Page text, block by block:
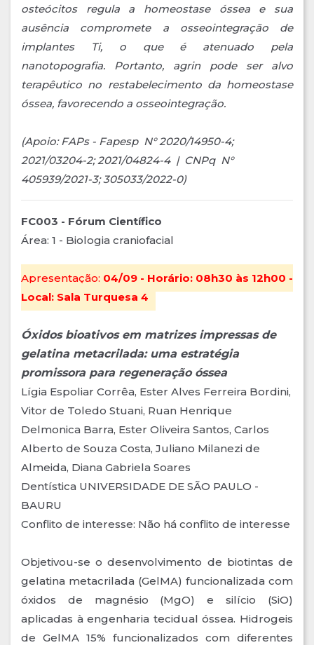
osteócitos regula a homeostase óssea e sua
ausência compromete a osseointegração de
implantes Ti, o que é atenuado pela
nanotopografia. Portanto, agrin pode ser alvo
terapêutico no restabelecimento da homeostase
óssea, favorecendo a osseointegração.
(Apoio: FAPs - Fapesp N° 2020/14950-4;
2021/03204-2; 2021/04824-4 | CNPq N°
405939/2021-3; 305033/2022-0)
FC003 - Fórum Científico
Área: 1 - Biologia craniofacial
Apresentação: 04/09 - Horário: 08h30 às 12h00 -
Local: Sala Turquesa 4
Óxidos bioativos em matrizes impressas de
gelatina metacrilada: uma estratégia
promissora para regeneração óssea
Lígia Espoliar Corrêa, Ester Alves Ferreira Bordini,
Vitor de Toledo Stuani, Ruan Henrique
Delmonica Barra, Ester Oliveira Santos, Carlos
Alberto de Souza Costa, Juliano Milanezi de
Almeida, Diana Gabriela Soares
Dentística UNIVERSIDADE DE SÃO PAULO -
BAURU
Conflito de interesse: Não há conflito de interesse
Objetivou-se o desenvolvimento de biotintas de
gelatina metacrilada (GelMA) funcionalizada com
óxidos de magnésio (MgO) e silício (SiO)
aplicadas à engenharia tecidual óssea. Hidrogeis
de GelMA 15% funcionalizados com diferentes